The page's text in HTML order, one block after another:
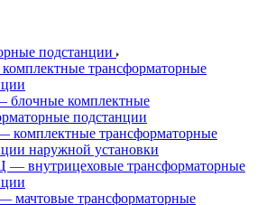
подстанции
трансформаторные
комплектные
подстанции
трансформаторные
наружной установки
внутрицеховые трансформаторные
трансформаторные